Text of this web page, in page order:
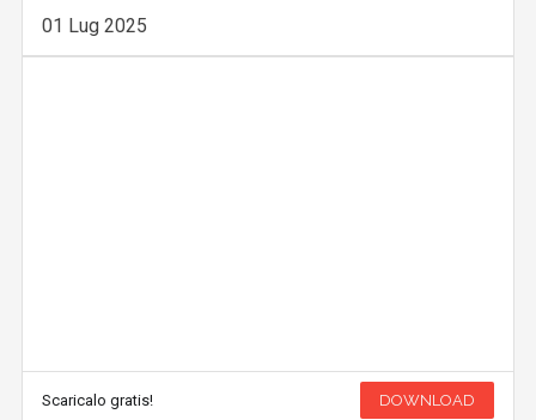
01 Lug 2025
Scaricalo gratis! DOWNLOAD